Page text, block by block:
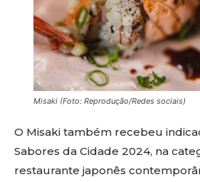
Misaki (Foto: Reprodução/Redes sociais)
O Misaki também recebeu
Sabores da Cidade 2024, na
restaurante japonês